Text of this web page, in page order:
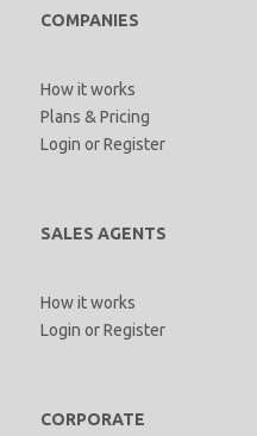
COMPANIES
How it works
Plans & Pricing
Login orRegister
SALES AGENTS
How it works
Login orRegister
CORPORATE